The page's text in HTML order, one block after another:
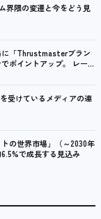
界隈の変遷と今をどう見
に「Thrustmasterブラン
ポイントアップ。 レーシ
心に、幅広くラインナッ
受けているメディアの連
の世界市場」（～2030年
で成長する見込み